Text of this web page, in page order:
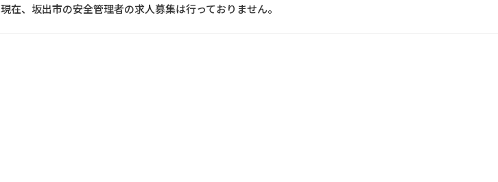
現在、坂出市の安全管理者の求人募集は行っておりません。